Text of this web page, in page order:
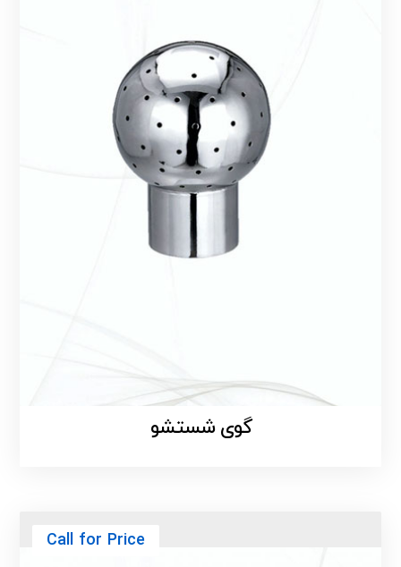
گوی شستشو
Call for Price